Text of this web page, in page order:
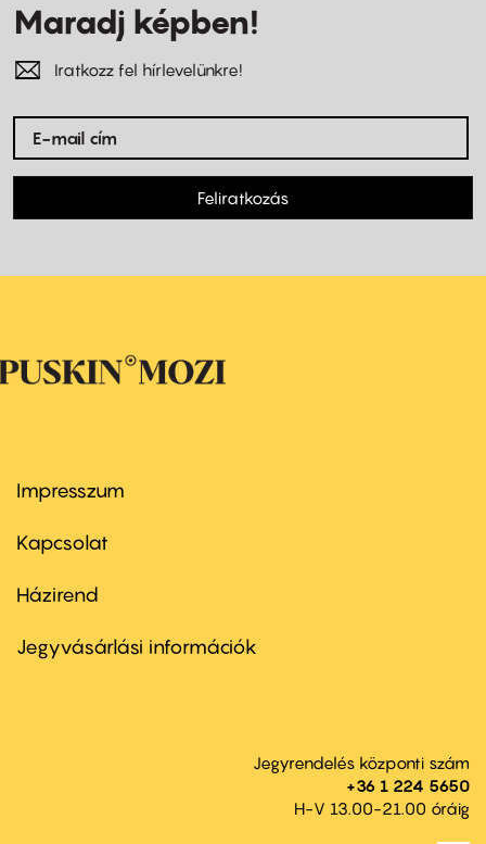
Maradj képben!
Iratkozz fel hírlevelünkre!
Feliratkozás
Footer
first
Impresszum
Kapcsolat
Footer
second
Házirend
Jegyvásárlási információk
Jegyrendelés központi szám
+36 1 224 5650
H-V 13.00-21.00 óráig